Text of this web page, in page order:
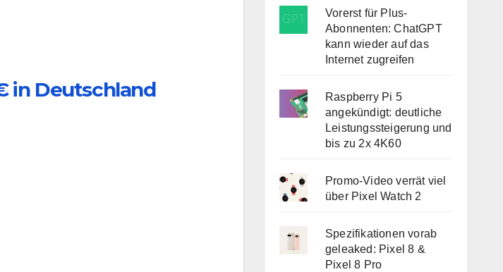
in Deutschland
Vorerst für Plus-
Abonnenten: ChatGPT
kann wieder auf das
Internet zugreifen
Raspberry Pi 5
angekündigt: deutliche
Leistungssteigerung und
bis zu 2x 4K60
Promo-Video verrät viel
über Pixel Watch 2
Spezifikationen vorab
geleaked: Pixel 8 &
Pixel 8 Pro